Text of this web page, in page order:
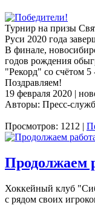
Турнир на призы
Руси 2020 года
В финале,
годов рождения
"Рекорд" со счётом 5
Поздравляем!
19 февраля 2020 |
Авторы: Пресс-
Просмотров: 1212 |
Продолжаем
Хоккейный клуб
с рядом своих